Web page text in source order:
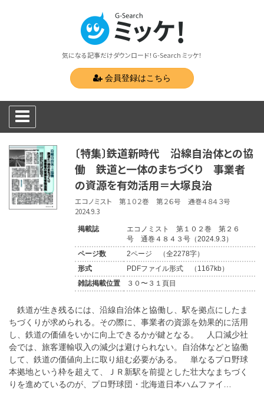
気になる記事だけダウンロード！G-Search ミッケ！
会員登録はこちら
〔特集〕鉄道新時代 沿線自治体との協
働 鉄道と一体のまちづくり 事業者
の資源を有効活用＝大塚良治
エコノミスト 第１０２巻 第２６号 通巻４８４３号
2024.9.3
掲載誌
エコノミスト 第１０２巻 第２６
号 通巻４８４３号（2024.9.3）
ページ数
2ページ （全2278字）
形式
PDFファイル形式 （1167kb）
雑誌掲載位置
３０〜３１頁目
鉄道が生き残るには、沿線自治体と協働し、駅を拠点にしたま
ちづくりが求められる。その際に、事業者の資源を効果的に活用
し、鉄道の価値をいかに向上できるかが鍵となる。 人口減少社
会では、旅客運輸収入の減少は避けられない。自治体などと協働
して、鉄道の価値向上に取り組む必要がある。 単なるプロ野球
本拠地という枠を超えて、ＪＲ新駅を前提とした壮大なまちづく
りを進めているのが、プロ野球団・北海道日本ハムファイ…